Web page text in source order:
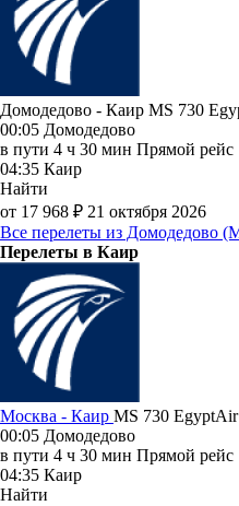
Домодедово - Каир MS 730
00:05 Домодедово
в пути 4 ч 30 мин Прямой рейс
04:35 Каир
Найти
от 17 968 ₽ 21 октября 2026
Все перелеты из Домодедово
Перелеты в Каир
Москва - Каир MS 730 EgyptAir
00:05 Домодедово
в пути 4 ч 30 мин Прямой рейс
04:35 Каир
Найти